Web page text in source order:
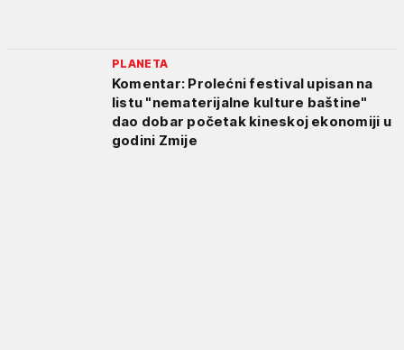
PLANETA
Komentar: Prolećni festival upisan na
listu "nematerijalne kulture baštine"
dao dobar početak kineskoj ekonomiji u
godini Zmije